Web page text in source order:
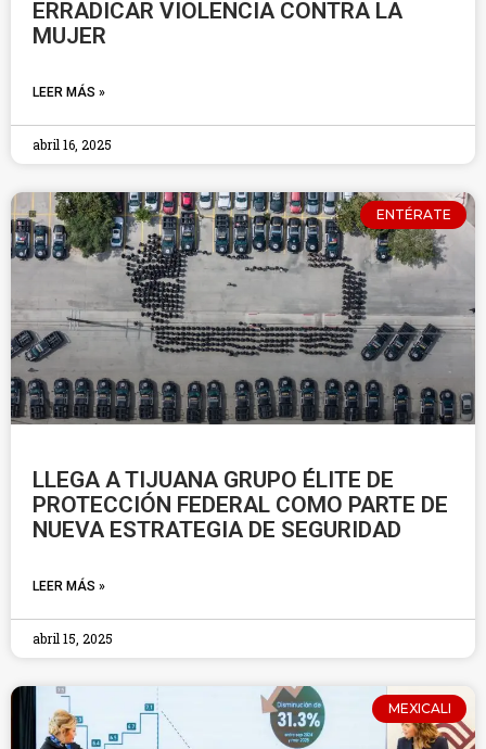
ERRADICAR VIOLENCIA CONTRA LA
MUJER
LEER MÁS »
abril 16, 2025
ENTÉRATE
LLEGA A TIJUANA GRUPO ÉLITE DE
PROTECCIÓN FEDERAL COMO PARTE DE
NUEVA ESTRATEGIA DE SEGURIDAD
LEER MÁS »
abril 15, 2025
MEXICALI